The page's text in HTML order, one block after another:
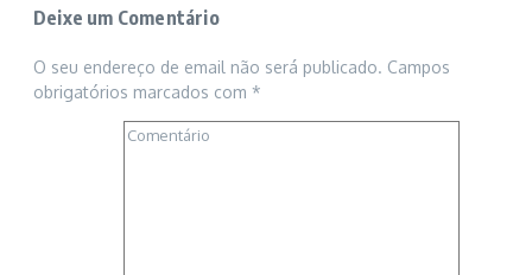
Deixe um Comentário
O seu endereço de email não será publicado. Campos
obrigatórios marcados com *